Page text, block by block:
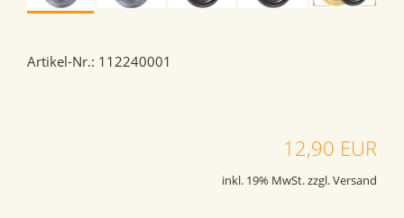
Artikel-Nr.: 112240001
12,90 EUR
inkl. 19% MwSt. zzgl. Versand